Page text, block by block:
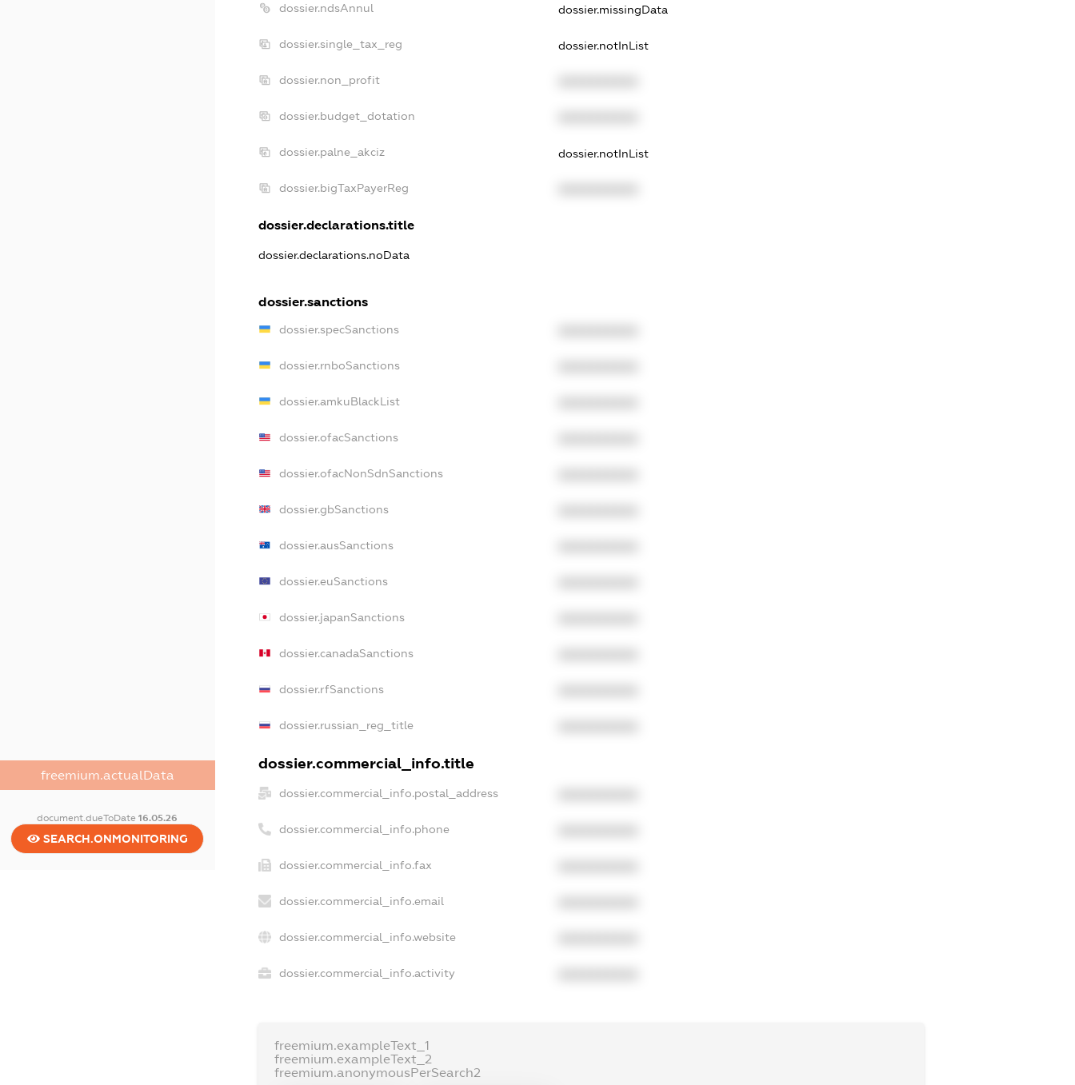
freemium.actualData
document.dueToDate16.05.26
SEARCH.ONMONITORING
dossier.ndsAnnul dossier.missingData
dossier.single_tax_reg dossier.notInList
dossier.non_profit
dossier.budget_dotation
dossier.palne_akciz dossier.notInList
dossier.bigTaxPayerReg
dossier.declarations.title
dossier.declarations.noData
dossier.sanctions
dossier.specSanctions
dossier.rnboSanctions
dossier.amkuBlackList
dossier.ofacSanctions
dossier.ofacNonSdnSanctions
dossier.gbSanctions
dossier.ausSanctions
dossier.euSanctions
dossier.japanSanctions
dossier.canadaSanctions
dossier.rfSanctions
dossier.russian_reg_title
dossier.commercial_info.title
dossier.commercial_info.postal_address
dossier.commercial_info.phone
dossier.commercial_info.fax
dossier.commercial_info.email
dossier.commercial_info.website
dossier.commercial_info.activity
freemium.exampleText_1
freemium.exampleText_2
freemium.anonymousPerSearch2